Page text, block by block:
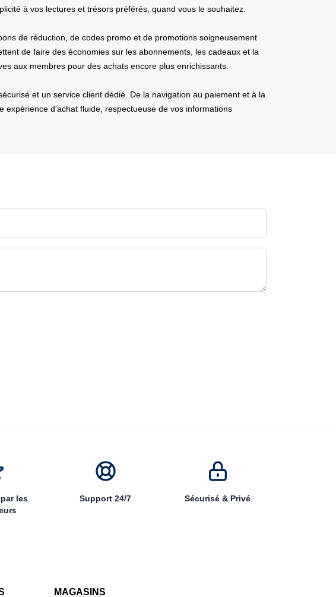
à vos lectures et trésors préférés, quand vous le souhaitez.
de réduction, de codes promo et de promotions soigneusement
de faire des économies sur les abonnements, les cadeaux et la
aux membres pour des achats encore plus enrichissants.
et un service client dédié. De la navigation au paiement et à la
expérience d'achat fluide, respectueuse de vos informations
les
Support 24/7 Sécurisé & Privé
MAGASINS